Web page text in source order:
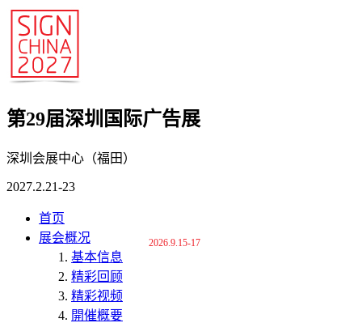
第29届深圳国际广告展
深圳会展中心（福田）
2027.2.21-23
首页
展会概况
基本信息
精彩回顾
精彩视频
開催概要
2026.9.15-17